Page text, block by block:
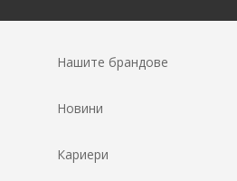
Нашите брандове
Новини
Кариери